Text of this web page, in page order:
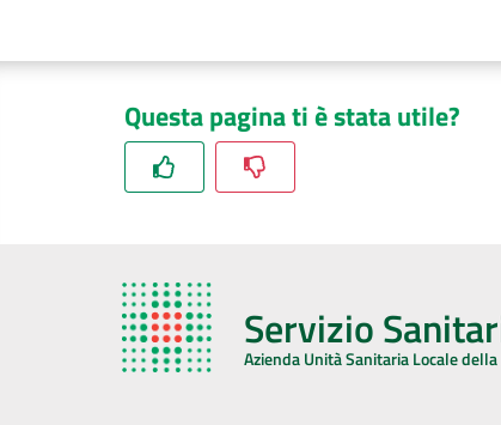
Questa pagina ti è stata utile?
Servizio
Azienda Unità Sanitaria Locale